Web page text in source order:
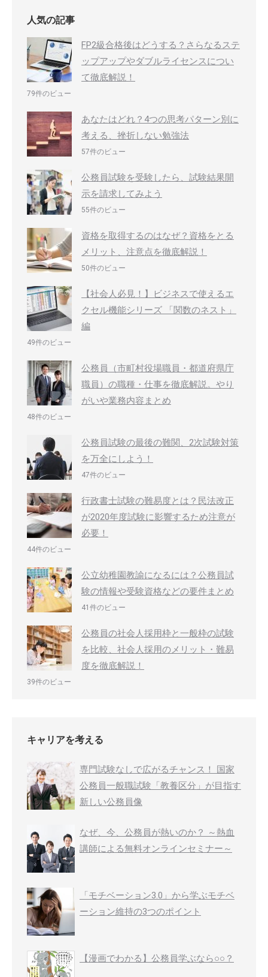
人気の記事
FP2級合格後はどうする？さらなるステ
ップアップやダブルライセンスについ
て徹底解説！
79件のビュー
あなたはどれ？4つの思考パターン別に
考える、挫折しない勉強法
57件のビュー
公務員試験を受験したら、試験結果開
示を請求してみよう
55件のビュー
資格を取得するのはなぜ？資格をとる
メリット、注意点を徹底解説！
50件のビュー
【社会人必見！】ビジネスで使えるエ
クセル機能シリーズ 「関数のネスト」
編
49件のビュー
公務員（市町村役場職員・都道府県庁
職員）の職種・仕事を徹底解説。やり
がいや業務内容まとめ
48件のビュー
公務員試験の最後の難関、2次試験対策
を万全にしよう！
47件のビュー
行政書士試験の難易度とは？民法改正
が2020年度試験に影響するため注意が
必要！
44件のビュー
公立幼稚園教諭になるには？公務員試
験の情報や受験資格などの要件まとめ
41件のビュー
公務員の社会人採用枠と一般枠の試験
を比較、社会人採用のメリット・難易
度を徹底解説！
39件のビュー
キャリアを考える
専門試験なしで広がるチャンス！ 国家
公務員一般職試験「教養区分」が目指す
新しい公務員像
なぜ、今、公務員が熱いのか？ ～熱血
講師による無料オンラインセミナー～
「モチベーション3.0」から学ぶモチベ
ーション維持の3つのポイント
【漫画でわかる】公務員学ぶなら○○？